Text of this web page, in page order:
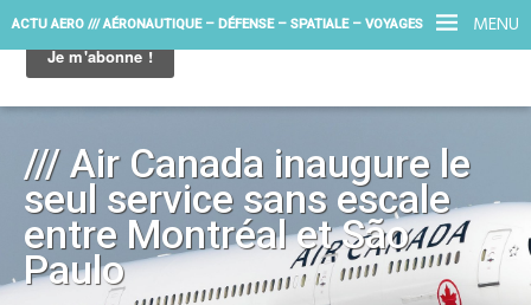
MENU
ACTU AERO /// AÉRONAUTIQUE – DÉFENSE – SPATIALE – VOYAGES
/// Air Canada inaugure le
seul service sans escale
entre Montréal et São
Paulo